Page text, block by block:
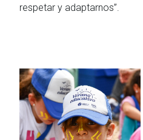
respetar y adaptarnos”.